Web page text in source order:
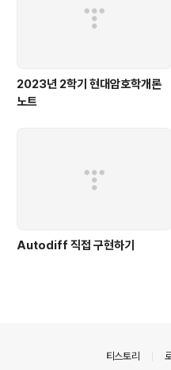
2023년 2학기 현대암호학개론
노트
Autodiff 직접 구현하기
티스토리